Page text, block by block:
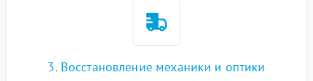
3. Восстановление механики и оптики